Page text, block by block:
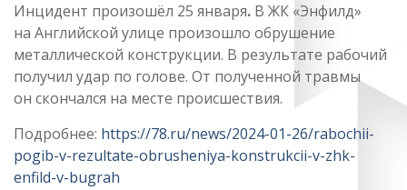
Инцидент произошёл 25 января. В ЖК «Энфилд»
на Английской улице произошло обрушение
металлической конструкции. В результате рабочий
получил удар по голове. От полученной травмы
он скончался на месте происшествия.
Подробнее: https://78.ru/news/2024-01-26/rabochii-
pogib-v-rezultate-obrusheniya-konstrukcii-v-zhk-
enfild-v-bugrah